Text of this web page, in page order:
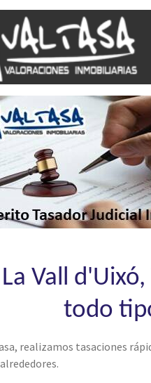
La Vall
todo
realizamos tasaciones